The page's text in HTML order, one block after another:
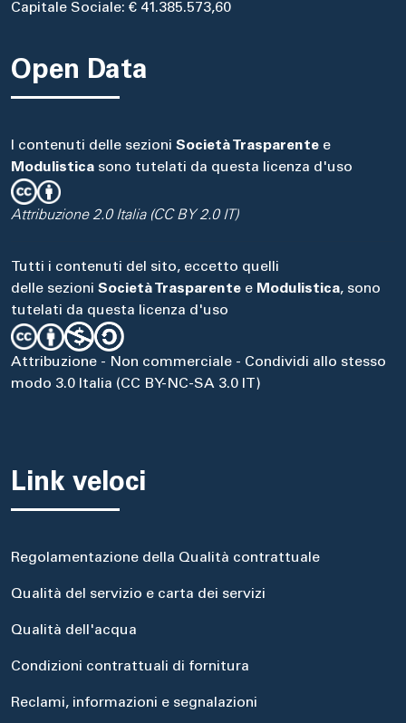
Capitale Sociale: € 41.385.573,60
Open Data
I contenuti delle sezioni Società Trasparente e
Modulistica sono tutelati da questa licenza d'uso
Attribuzione 2.0 Italia (CC BY 2.0 IT)
Tutti i contenuti del sito, eccetto quelli
delle sezioni Società Trasparente e Modulistica, sono
tutelati da questa licenza d'uso
Attribuzione - Non commerciale - Condividi allo stesso
modo 3.0 Italia (CC BY-NC-SA 3.0 IT)
Link veloci
Regolamentazione della Qualità contrattuale
Qualità del servizio e carta dei servizi
Qualità dell'acqua
Condizioni contrattuali di fornitura
Reclami, informazioni e segnalazioni